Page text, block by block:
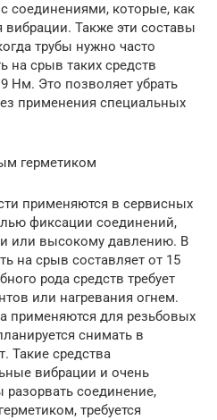
соединениями, которые, как
вибрации. Также эти составы
трубы нужно часто
на срыв таких средств
Нм. Это позволяет убрать
применения специальных
герметиком
применяются в сервисных
фиксации соединений,
или высокому давлению. В
на срыв составляет от 15
рода средств требует
или нагревания огнем.
применяются для резьбовых
снимать в
Такие средства
вибрации и очень
соединение,
требуется